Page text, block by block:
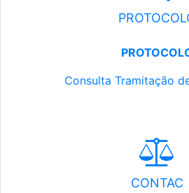
Consulta Tramitação
CONTAC